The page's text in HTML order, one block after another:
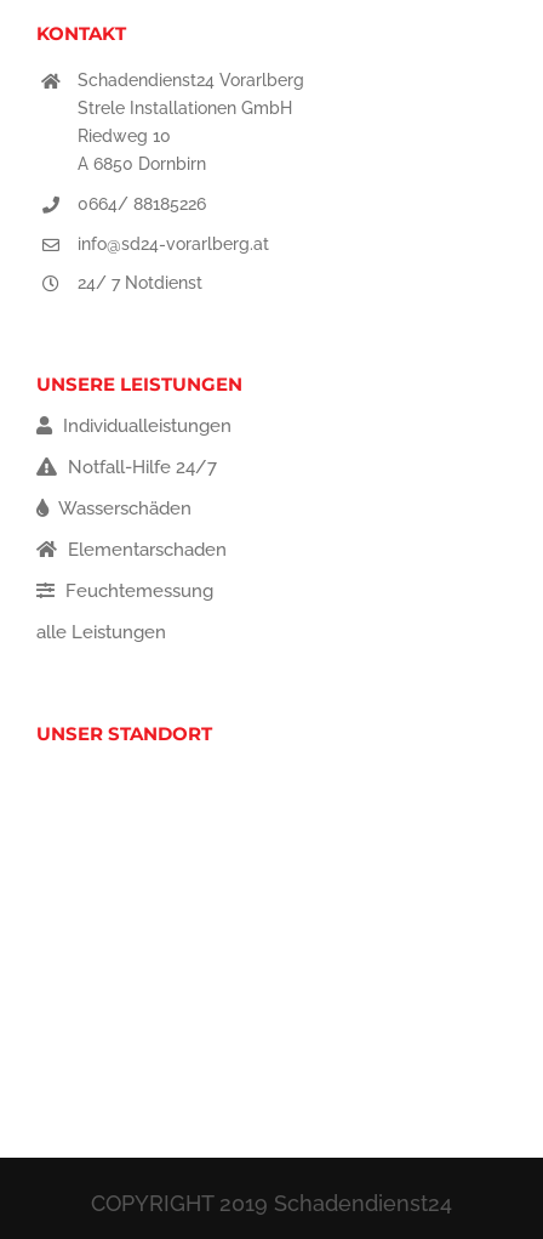
KONTAKT
Schadendienst24 Vorarlberg
Strele Installationen GmbH
Riedweg 10
A 6850 Dornbirn
0664/ 88185226
info@sd24-vorarlberg.at
24/ 7 Notdienst
UNSERE LEISTUNGEN
Individualleistungen
Notfall-Hilfe 24/7
Wasserschäden
Elementarschaden
Feuchtemessung
alle Leistungen
UNSER STANDORT
COPYRIGHT 2019 Schadendienst24